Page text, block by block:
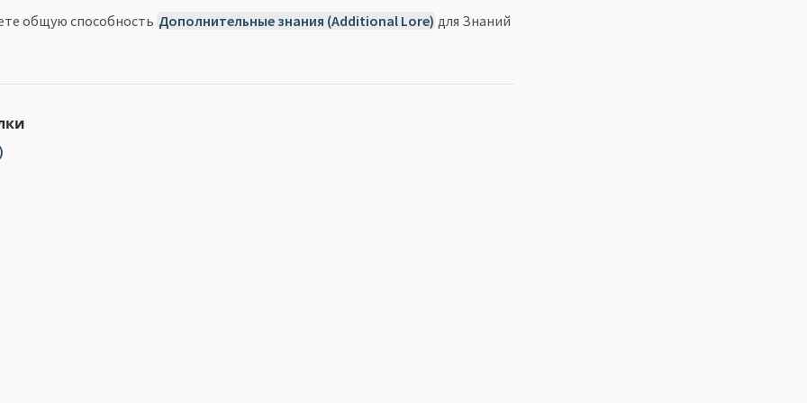
общую способность Дополнительные знания (Additional Lore) для Знаний